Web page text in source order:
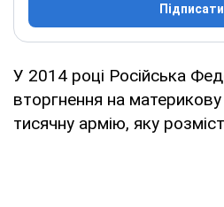
У 2014 році Російська
вторгнення на
тисячну армію, яку